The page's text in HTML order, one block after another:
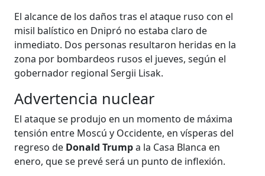
El alcance de los daños tras el ataque ruso con el
misil balístico en Dnipró no estaba claro de
inmediato. Dos personas resultaron heridas en la
zona por bombardeos rusos el jueves, según el
gobernador regional Sergii Lisak.
Advertencia nuclear
El ataque se produjo en un momento de máxima
tensión entre Moscú y Occidente, en vísperas del
regreso de Donald Trumpa la Casa Blanca en
enero, que se prevé será un punto de inflexión.